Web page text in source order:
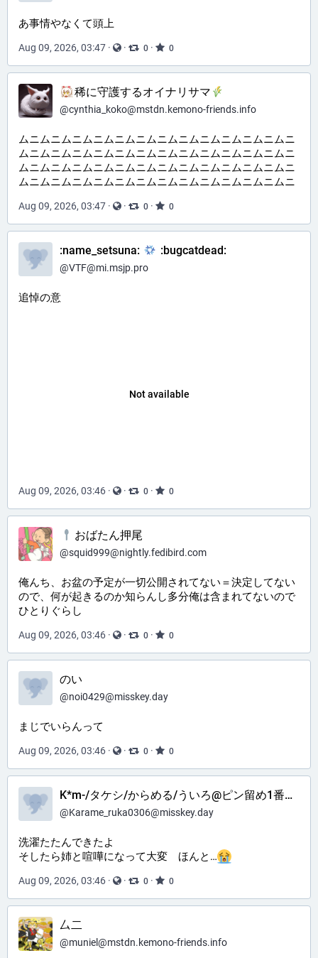
あ事情やなくて頭上
Aug 09, 2026, 03:47 · · 0 · 0
​稀に守護するオイナリサマ
@cynthia_koko@mstdn.kemono-friends.info
ムニムニムニムニムニムニムニムニムニムニムニムニムニ
ムニムニムニムニムニムニムニムニムニムニムニムニムニ
ムニムニムニムニムニムニムニムニムニムニムニムニムニ
ムニムニムニムニムニムニムニムニムニムニムニムニムニ
Aug 09, 2026, 03:47 · · 0 · 0
:name_setsuna: :bugcatdead:
@VTF@mi.msjp.pro
追悼の意
Not available
Aug 09, 2026, 03:46 · · 0 · 0
おばたん押尾
@squid999@nightly.fedibird.com
俺んち、お盆の予定が一切公開されてない＝決定してない
ので、何が起きるのか知らんし多分俺は含まれてないので
ひとりぐらし
Aug 09, 2026, 03:46 · · 0 · 0
のい
@noi0429@misskey.day
まじでいらんって
Aug 09, 2026, 03:46 · · 0 · 0
K*m-/タケシ/からめる/ういろ@ピン留め1番上見て
@Karame_ruka0306@misskey.day
洗濯たたんできたよ
そしたら姉と喧嘩になって大変 ほんと…
Aug 09, 2026, 03:46 · · 0 · 0
厶二
@muniel@mstdn.kemono-friends.info